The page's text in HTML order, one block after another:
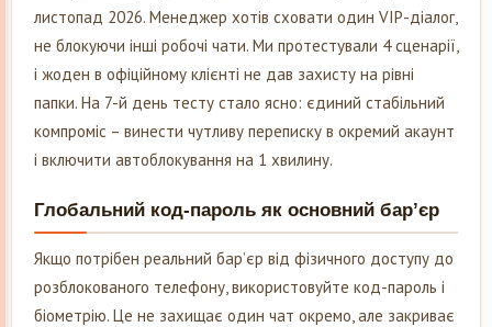
листопад 2026. Менеджер хотів сховати один VIP-діалог,
не блокуючи інші робочі чати. Ми протестували 4 сценарії,
і жоден в офіційному клієнті не дав захисту на рівні
папки. На 7-й день тесту стало ясно: єдиний стабільний
компроміс – винести чутливу переписку в окремий акаунт
і включити автоблокування на 1 хвилину.
Глобальний код-пароль як основний барʼєр
Якщо потрібен реальний барʼєр від фізичного доступу до
розблокованого телефону, використовуйте код-пароль і
біометрію. Це не захищає один чат окремо, але закриває